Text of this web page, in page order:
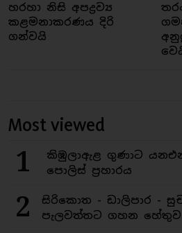
හරහා නිසි අපද්‍රව්‍ය
කළමනාකරණය දිරි
ගන්වයි
Most viewed
1
කිඹුලාඇළ ගුණාට
පොලිස් ප්‍රහාරය
2
සිරිකොත - ඩාලිපාර -
පැලවත්තට ගහන හේතුව